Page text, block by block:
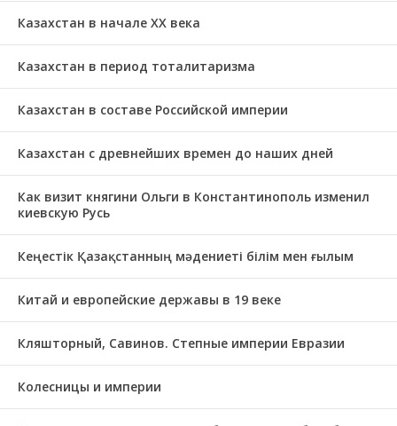
Казахстан в начале ХХ века
Казахстан в период тоталитаризма
Казахстан в составе Российской империи
Казахстан с древнейших времен до наших дней
Как визит княгини Ольги в Константинополь изменил
киевскую Русь
Кеңестік Қазақстанның мәдениеті білім мен ғылым
Китай и европейские державы в 19 веке
Кляшторный, Савинов. Степные империи Евразии
Колесницы и империи